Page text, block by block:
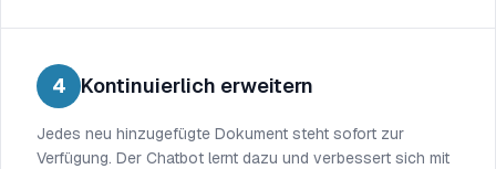
4 Kontinuierlich erweitern
Jedes neu hinzugefügte Dokument steht sofort zur
Verfügung. Der Chatbot lernt dazu und verbessert sich mit